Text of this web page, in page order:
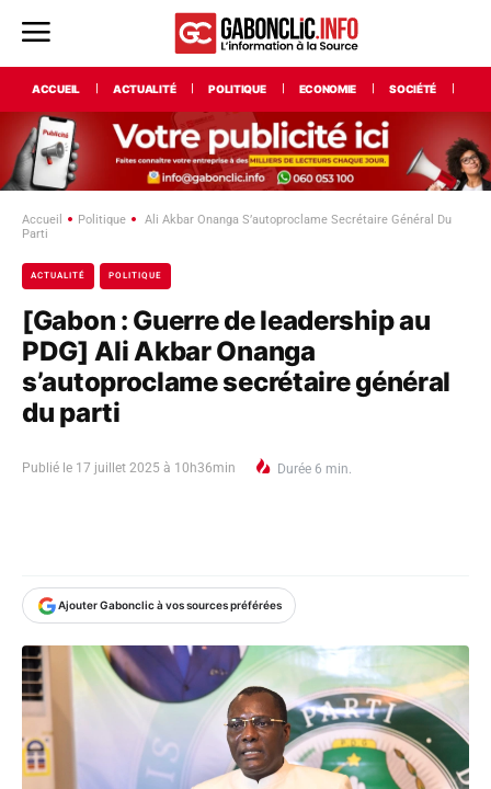
ACCUEIL ACTUALITÉ POLITIQUE ECONOMIE SOCIÉTÉ
Accueil Politique
Ali Akbar Onanga S’autoproclame Secrétaire Général Du
Parti
ACTUALITÉ POLITIQUE
[Gabon : Guerre de leadership au
PDG] Ali Akbar Onanga
s’autoproclame secrétaire général
du parti
Publié le 17 juillet 2025 à 10h36min Durée 6 min.
Ajouter Gabonclic à vos sources préférées